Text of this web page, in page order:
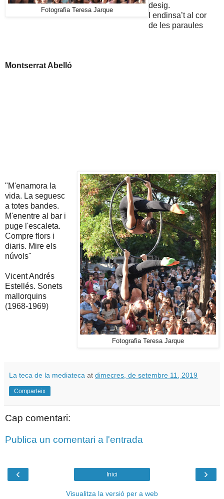
Fotografia Teresa Jarque
desig.
I endinsa’t al cor
de les paraules
Montserrat Abelló
Fotografia Teresa Jarque
"M'enamora la
vida. La seguesc
a totes bandes.
M'enentre al bar i
puge l'escaleta.
Compre flors i
diaris. Mire els
núvols"
Vicent Andrés
Estellés. Sonets
mallorquins
(1968-1969)
La teca de la mediateca at dimecres, de setembre 11, 2019
Comparteix
Cap comentari:
Publica un comentari a l'entrada
‹ ›
Inici
Visualitza la versió per a web